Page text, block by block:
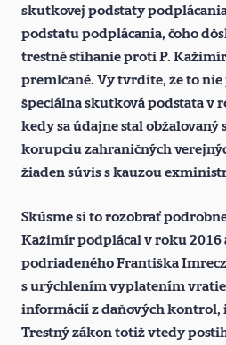
skutkovej podstaty
podstatu podplácania, čoho
trestné stíhanie proti P.
premlčané. Vy tvrdíte, že to
špeciálna skutková podstata v
kedy sa údajne stal
korupciu zahraničných
žiaden súvis s kauzou
Skúsme si to rozobrať
Kažimír podplácal v roku 2016
podriadeného Františka
s urýchlením vyplatením
informácií z daňových kontrol,
Trestný zákon totiž vtedy